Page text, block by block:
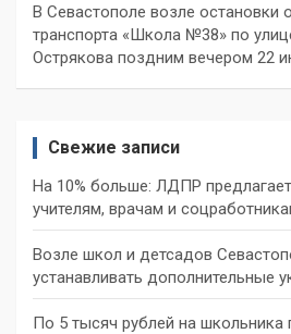
В Севастополе возле остановки
транспорта «Школа №38» по
Острякова поздним вечером 22
Свежие записи
На 10% больше: ЛДПР
учителям, врачам и
Возле школ и детсадов
устанавливать дополнительные
По 5 тысяч рублей на школьника